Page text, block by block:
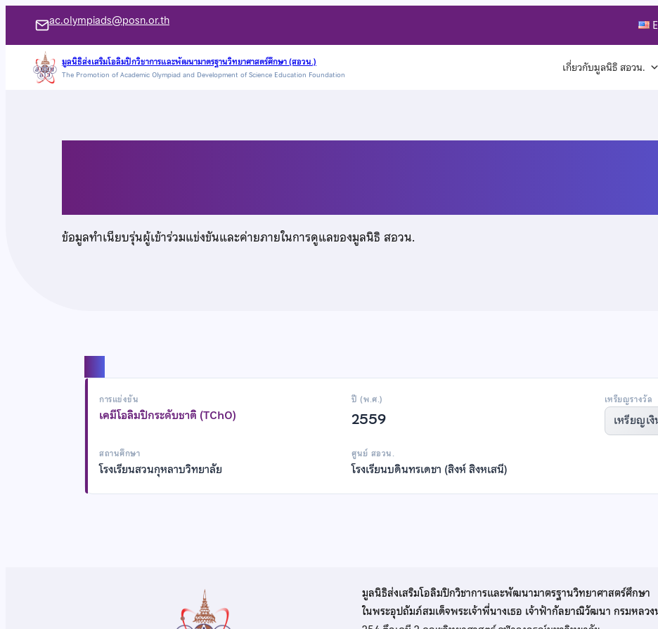
เนื้อหา
ac.olympiads@posn.or.th
มูลนิธิส่งเสริมโอลิมปิกวิชาการและพัฒนามาตรฐานวิทยาศาสตร์ศึกษา (สอวน.)
The Promotion of Academic Olympiad and Development of Science Education Foundation เกี่ยวกับมูลนิธิ สอวน.
ข้อมูลทำเนียบรุ่นผู้เข้าร่วมแข่งขันและค่ายภายในการดูแลของมูลนิธิ สอวน.
การแข่งขัน
เคมีโอลิมปิกระดับชาติ (TChO)
ปี (พ.ศ.)
2559
เหรียญรางวัล
เหรียญเงิ
สถานศึกษา
โรงเรียนสวนกุหลาบวิทยาลัย
ศูนย์ สอวน.
โรงเรียนบดินทรเดชา (สิงห์ สิงหเสนี)
มูลนิธิส่งเสริมโอลิมปิกวิชาการและพัฒนามาตรฐานวิทยาศาสตร์ศึกษา
ในพระอุปถัมภ์สมเด็จพระเจ้าพี่นางเธอ เจ้าฟ้ากัลยาณิวัฒนา กรมหลวง